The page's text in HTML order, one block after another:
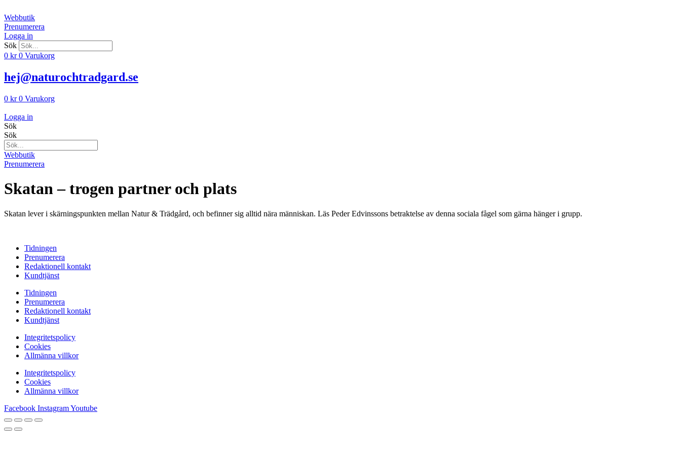
till
innehåll
Webbutik
Prenumerera
Logga in
Sök
0 kr 0 Varukorg
hej@naturochtradgard.se
0 kr 0 Varukorg
Logga in
Sök
Sök
Webbutik
Prenumerera
Skatan – trogen partner och plats
Skatan lever i skärningspunkten mellan Natur & Trädgård, och befinner sig alltid nära människan. Läs Peder Edvinssons betraktelse av denna sociala fågel som gärna hänger i grupp.
Tidningen
Prenumerera
Redaktionell kontakt
Kundtjänst
Tidningen
Prenumerera
Redaktionell kontakt
Kundtjänst
Integritetspolicy
Cookies
Allmänna villkor
Integritetspolicy
Cookies
Allmänna villkor
Facebook InstagramYoutube